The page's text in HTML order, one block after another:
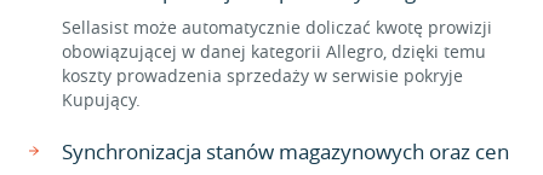
Sellasist może automatycznie doliczać kwotę prowizji
obowiązującej w danej kategorii Allegro, dzięki temu
koszty prowadzenia sprzedaży w serwisie pokryje
Kupujący.
Synchronizacja stanów magazynowych oraz cen